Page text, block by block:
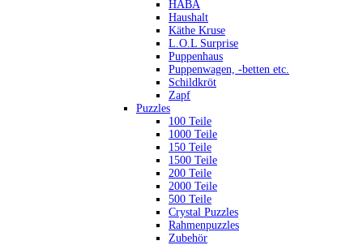
HABA
Haushalt
Käthe Kruse
L.O.L Surprise
Puppenhaus
Puppenwagen, -betten etc.
Schildkröt
Zapf
Puzzles
100 Teile
1000 Teile
150 Teile
1500 Teile
200 Teile
2000 Teile
500 Teile
Crystal Puzzles
Rahmenpuzzles
Zubehör